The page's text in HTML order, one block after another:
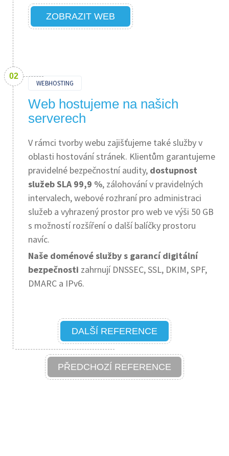
ZOBRAZIT WEB
WEBHOSTING
Web hostujeme na našich
serverech
V rámci tvorby webu zajišťujeme také služby v
oblasti hostování stránek. Klientům garantujeme
pravidelné bezpečnostní audity, dostupnost
služeb SLA 99,9 %, zálohování v pravidelných
intervalech, webové rozhraní pro administraci
služeb a vyhrazený prostor pro web ve výši 50 GB
s možností rozšíření o další balíčky prostoru
navíc.
Naše doménové služby s garancí digitální
bezpečnosti zahrnují DNSSEC, SSL, DKIM, SPF,
DMARC a IPv6.
PŘEDCHOZÍ REFERENCE
DALŠÍ REFERENCE